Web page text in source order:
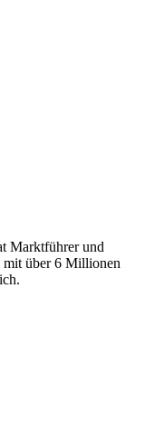
Marktführer und
mit über 6 Millionen